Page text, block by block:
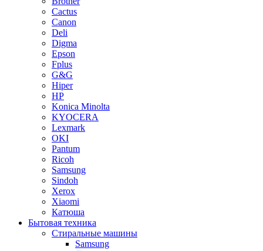
Cactus
Canon
Deli
Digma
Epson
Fplus
G&G
Hiper
HP
Konica Minolta
KYOCERA
Lexmark
OKI
Pantum
Ricoh
Samsung
Sindoh
Xerox
Xiaomi
Катюша
Бытовая техника
Стиральные машины
Samsung